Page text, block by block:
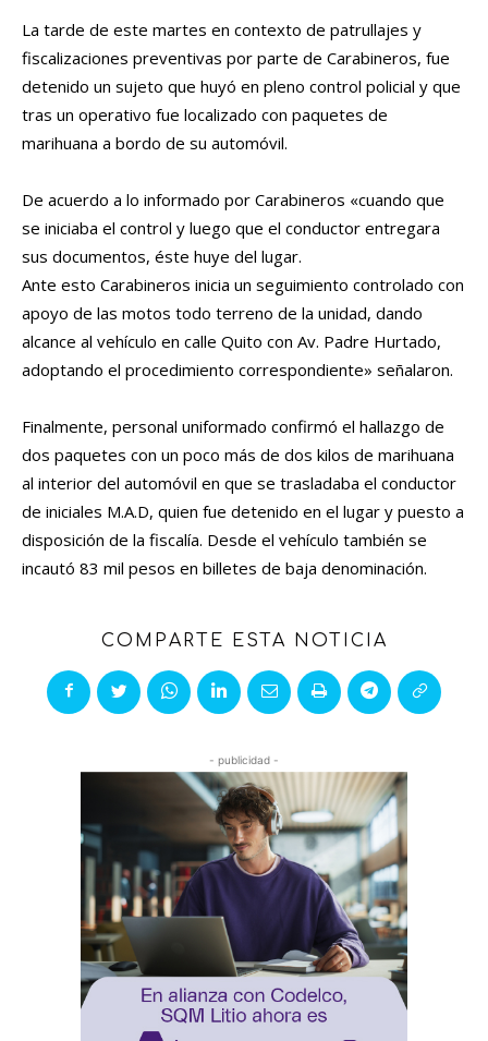
La tarde de este martes en contexto de patrullajes y
fiscalizaciones preventivas por parte de Carabineros, fue
detenido un sujeto que huyó en pleno control policial y que
tras un operativo fue localizado con paquetes de
marihuana a bordo de su automóvil.
De acuerdo a lo informado por Carabineros «cuando que
se iniciaba el control y luego que el conductor entregara
sus documentos, éste huye del lugar.
Ante esto Carabineros inicia un seguimiento controlado con
apoyo de las motos todo terreno de la unidad, dando
alcance al vehículo en calle Quito con Av. Padre Hurtado,
adoptando el procedimiento correspondiente» señalaron.
Finalmente, personal uniformado confirmó el hallazgo de
dos paquetes con un poco más de dos kilos de marihuana
al interior del automóvil en que se trasladaba el conductor
de iniciales M.A.D, quien fue detenido en el lugar y puesto a
disposición de la fiscalía. Desde el vehículo también se
incautó 83 mil pesos en billetes de baja denominación.
COMPARTE ESTA NOTICIA
- publicidad -